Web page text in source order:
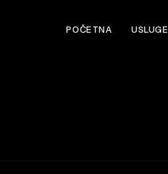
POČETNA USLUGE